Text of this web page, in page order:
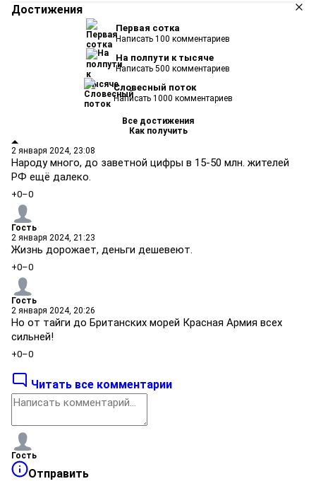
Достижения
Первая сотка
Написать 100 комментариев
На полпути к тысяче
Написать 500 комментариев
Словесный поток
Написать 1000 комментариев
Все достижения
Как получить
2 января 2024, 23:08
Народу много, до заветной цифры в 15-50 млн. жителей
РФ ещё далеко.
+0–0
Гость
2 января 2024, 21:23
Жизнь дорожает, деньги дешевеют.
+0–0
Гость
2 января 2024, 20:26
Но от тайги до Британских морей Красная Армия всех
сильней!
+0–0
Читать все комментарии
Гость
Отправить